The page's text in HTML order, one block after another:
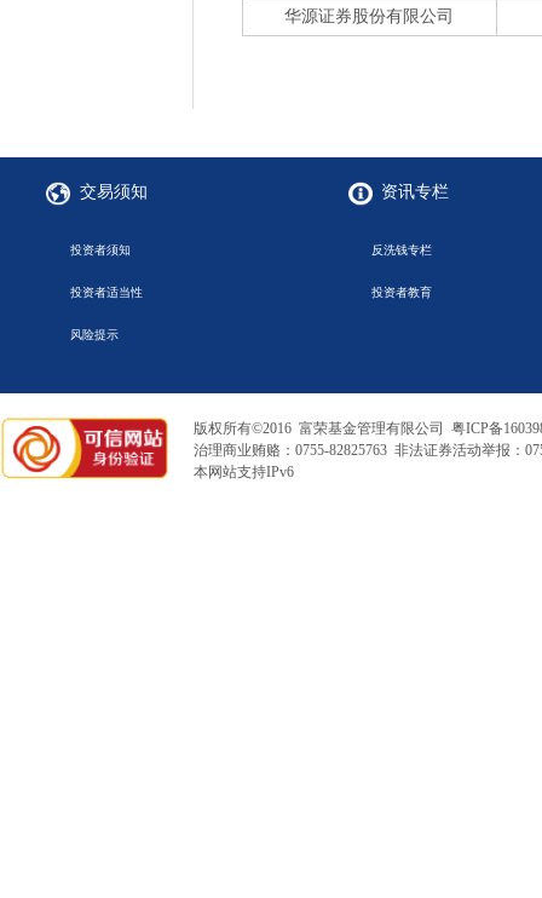
华源证券股份有限公司
交易须知
投资者须知
投资者适当性
风险提示
资讯专栏
反洗钱专栏
投资者教育
版权所有©2016 富荣基金管理有限公司 粤ICP备
治理商业贿赂：0755-82825763 非法证券活动举报：
本网站支持IPv6